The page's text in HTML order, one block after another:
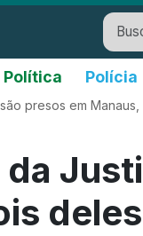
Política Polícia
presos em